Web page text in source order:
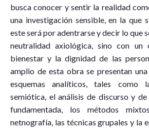
busca conocer y sentir la realidad
una investigación sensible, en la que
este será por adentrarse y decir lo que
neutralidad axiológica, sino con un
bienestar y la dignidad de las
amplio de esta obra se presentan
esquemas analíticos, tales como
semiótica, el análisis de discurso y
fundamentada, los métodos
netnografía, las técnicas grupales y la